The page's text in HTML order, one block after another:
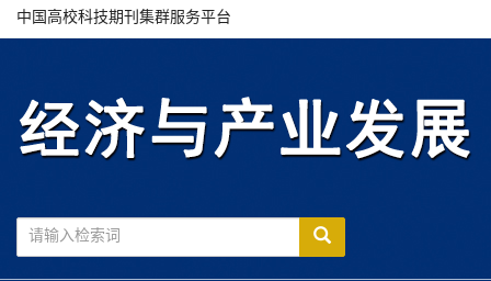
中国高校科技期刊集群服务平台